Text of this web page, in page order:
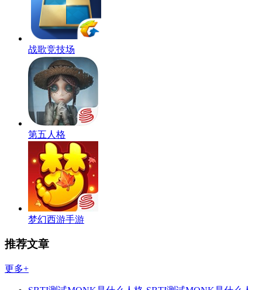
战歌竞技场
第五人格
梦幻西游手游
推荐文章
更多+